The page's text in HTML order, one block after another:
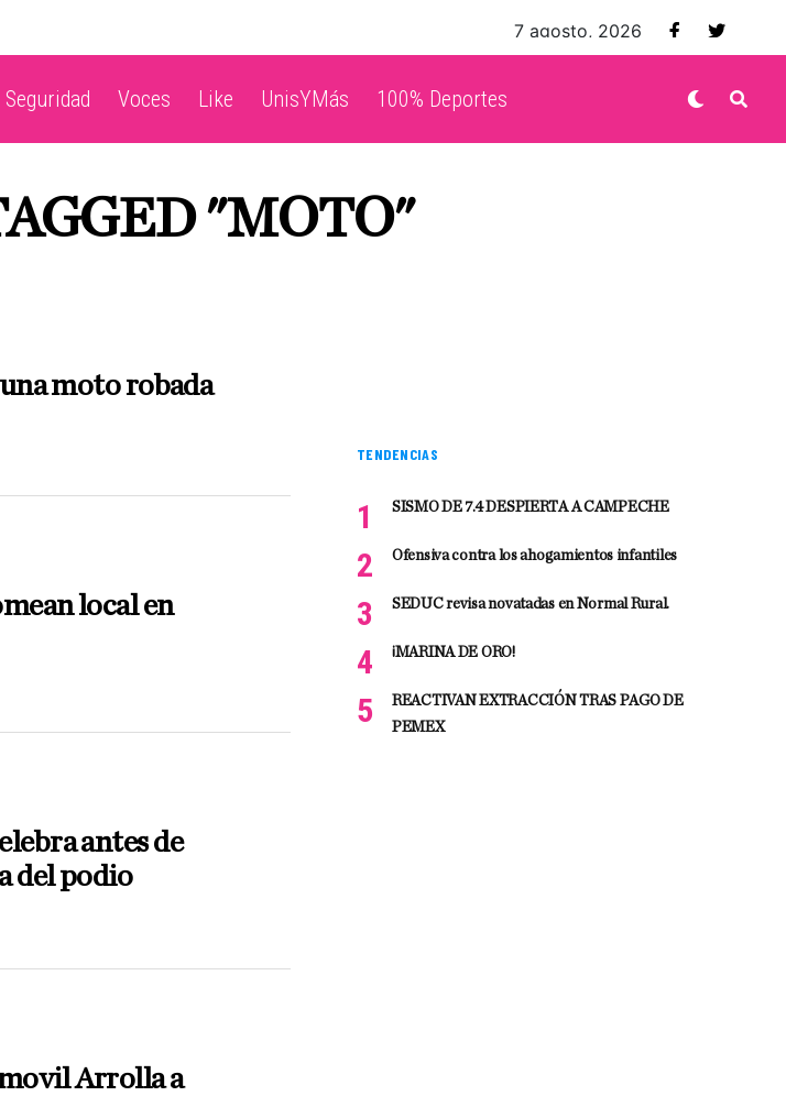
7 agosto, 2026
Seguridad Voces Like UnisYMás 100% Deportes
"MOTO"
moto robada
local en
antes de
del podio
Arrolla a
TENDENCIAS
SISMO DE 7.4 DESPIERTA A CAMPECHE
Ofensiva contra los ahogamientos infantiles
SEDUC revisa novatadas en Normal Rural.
¡MARINA DE ORO!
REACTIVAN EXTRACCIÓN TRAS PAGO DE
PEMEX